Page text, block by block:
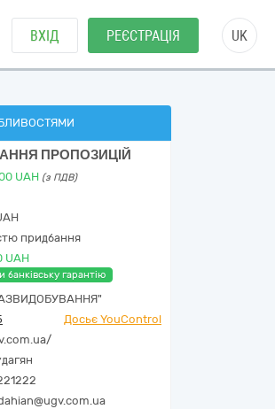
ВХІД РЕЄСТРАЦІЯ UK
ПРОПОЗИЦІЙ
UAH (з ПДВ)
придбання
UAH
банківську гарантію
Досьє YouControl